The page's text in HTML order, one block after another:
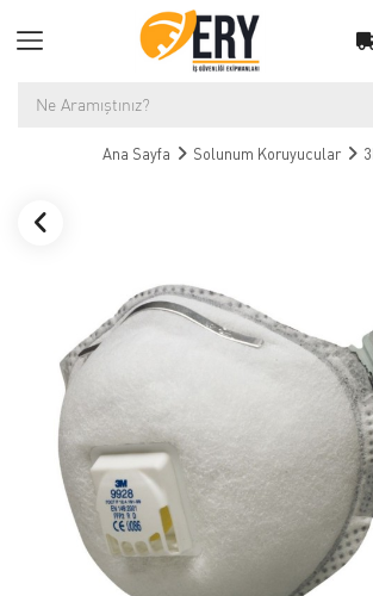
Ana Sayfa Solunum Koruyucular